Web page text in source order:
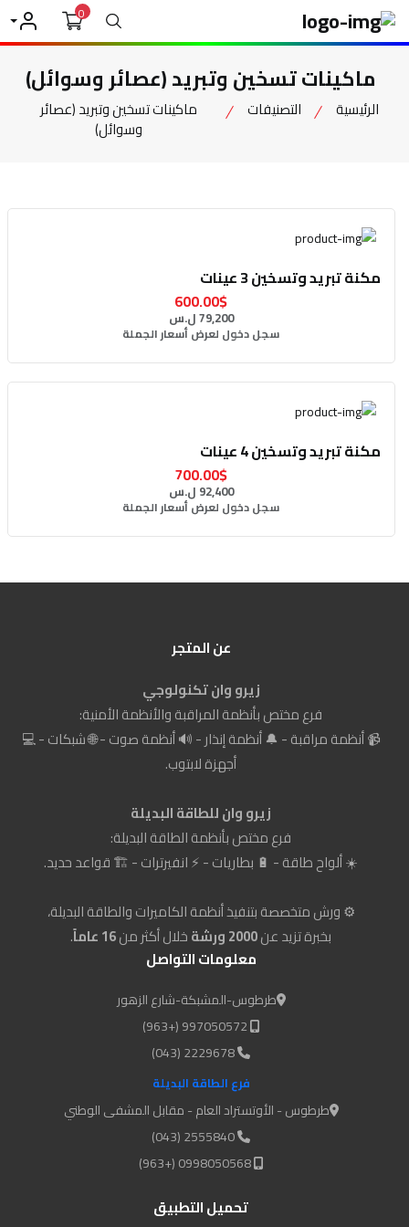
بحث0
حسابي
ماكينات تسخين وتبريد (عصائر وسوائل)
الرئيسية التصنيفات ماكينات تسخين وتبريد (عصائر
وسوائل)
مكنة تبريد وتسخين 3 عينات
600.00$
79,200 ل.س
سجل دخول لعرض أسعار الجملة
مكنة تبريد وتسخين 4 عينات
700.00$
92,400 ل.س
سجل دخول لعرض أسعار الجملة
عن المتجر
زيرو وان تكنولوجي
فرع مختص بأنظمة المراقبة والأنظمة الأمنية:
📹 أنظمة مراقبة - 🔔 أنظمة إنذار - 🔊 أنظمة صوت - 🌐 شبكات - 💻
أجهزة لابتوب.
زيرو وان للطاقة البديلة
فرع مختص بأنظمة الطاقة البديلة:
☀️ ألواح طاقة - 🔋 بطاريات - ⚡ انفيرترات - 🏗️ قواعد حديد.
⚙️ ورش متخصصة بتنفيذ أنظمة الكاميرات والطاقة البديلة،
بخبرة تزيد عن2000 ورشة خلال أكثر من16 عاماً
.
معلومات التواصل
طرطوس-المشبكة-شارع الزهور
2229678 (043)
فرع الطاقة البديلة
طرطوس - الأوتستراد العام - مقابل المشفى الوطني
2555840 (043)
تحميل التطبيق